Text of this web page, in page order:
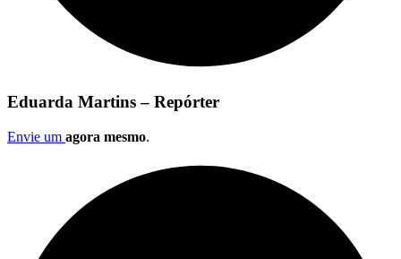
Eduarda Martins – Repórter
Envie um agora mesmo.